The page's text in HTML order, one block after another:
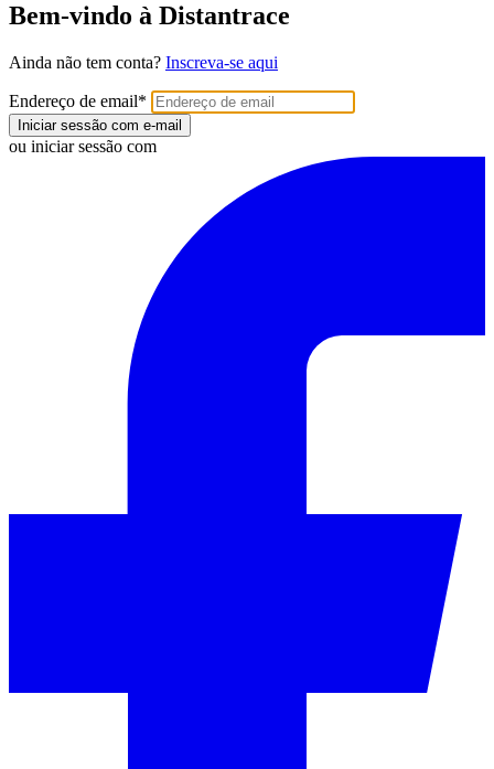
Bem-vindo à Distantrace
Ainda não tem conta? Inscreva-se aqui
Endereço de email*
Iniciar sessão com e-mail
ou iniciar sessão com